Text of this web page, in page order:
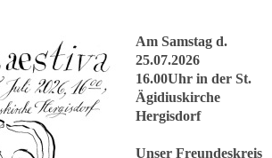
Am Samstag d.
25.07.2026
16.00Uhr in der St.
Ägidiuskirche
Hergisdorf
Unser Freundeskreis